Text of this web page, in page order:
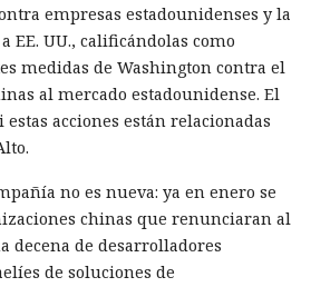
empresas estadounidenses y la
EE. UU., calificándolas como
medidas de Washington contra el
al mercado estadounidense. El
acciones están relacionadas
no es nueva: ya en enero se
chinas que renunciaran al
decena de desarrolladores
de soluciones de